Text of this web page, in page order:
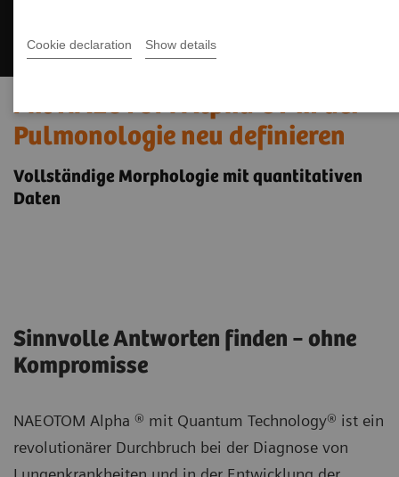
Cookie declaration Show details
Mit NAEOTOM Alpha CT in der
Pulmonologie neu definieren
Vollständige Morphologie mit quantitativen
Daten
Sinnvolle Antworten finden ‒ ohne
Kompromisse
NAEOTOM Alpha ® mit Quantum Technology® ist ein
revolutionärer Durchbruch bei der Diagnose von